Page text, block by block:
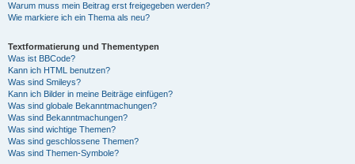
Warum muss mein Beitrag erst freigegeben werden?
Wie markiere ich ein Thema als neu?
Textformatierung und Thementypen
Was ist BBCode?
Kann ich HTML benutzen?
Was sind Smileys?
Kann ich Bilder in meine Beiträge einfügen?
Was sind globale Bekanntmachungen?
Was sind Bekanntmachungen?
Was sind wichtige Themen?
Was sind geschlossene Themen?
Was sind Themen-Symbole?